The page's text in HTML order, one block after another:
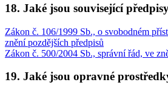
18. Jaké jsou související
Zákon č. 106/1999 Sb., o svobodném
znění pozdějších předpisů
Zákon č. 500/2004 Sb., správní řád, ve
19. Jaké jsou opravné